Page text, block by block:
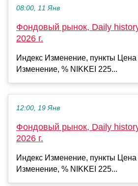
08:00, 11 Янв
Фондовый рынок, Daily
2026 г.
Индекс Изменение, пункты Цена
Изменение, % NIKKEI 225...
12:00, 19 Янв
Фондовый рынок, Daily
2026 г.
Индекс Изменение, пункты Цена
Изменение, % NIKKEI 225...